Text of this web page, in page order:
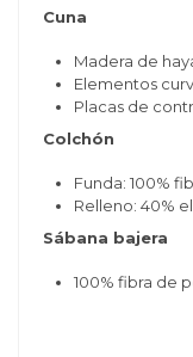
Cuna
Madera de
Elementos
Placas de
Colchón
Funda: 100%
Relleno: 40%
Sábana bajera
100% fibra de